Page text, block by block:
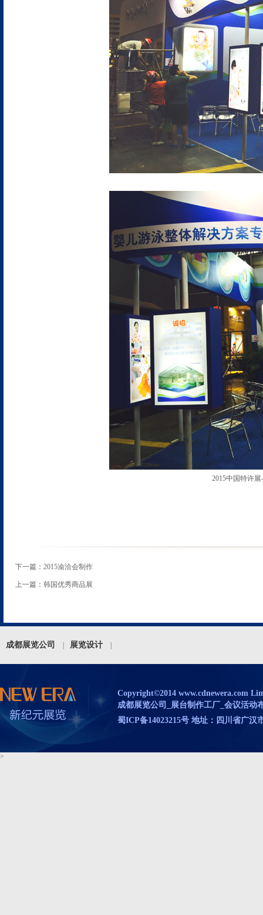
2015中国特许
下一篇： 2015渝洽会制作
上一篇： 韩国优秀商品展
成都展览公司 展览设计
Copyright©2014 www.cdnewera.com
成都展览公司_展台制作工厂_会议活动
蜀ICP备14023215号 地址：四川省广汉
>